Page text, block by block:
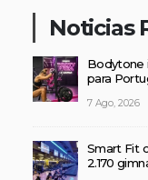
Noticias
Bodytone
para
7 Ago, 2026
Smart Fit
2.170